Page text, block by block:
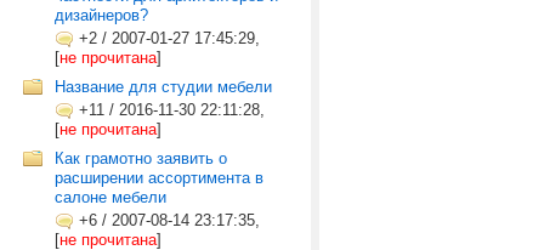
дизайнеров?
+2 / 2007-01-27 17:45:29,
[не прочитана]
Название для студии мебели
+11 / 2016-11-30 22:11:28,
[не прочитана]
Как грамотно заявить о
расширении ассортимента в
салоне мебели
+6 / 2007-08-14 23:17:35,
[не прочитана]